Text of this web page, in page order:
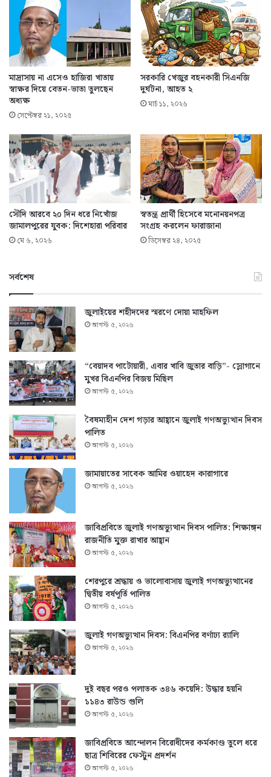
মাদ্রাসায় না এসেও হাজিরা খাতায়
স্বাক্ষর দিয়ে বেতন-ভাতা তুলছেন
অধ্যক্ষ
সেপ্টেম্বর ২১, ২০২৫
সরকারি খেজুর বহনকারী সিএনজি
দুর্ঘটনা, আহত ২
মার্চ ১১, ২০২৬
সৌদি আরবে ২০ দিন ধরে নিখোঁজ
জামালপুরের যুবক: দিশেহারা পরিবার
মে ৬, ২০২৬
স্বতন্ত্র প্রার্থী হিসেবে মনোনয়নপত্র
সংগ্রহ করলেন ফারাজানা
ডিসেম্বর ২৪, ২০২৫
সর্বশেষ
জুলাইয়ের শহীদদের স্মরণে দোয়া মাহফিল
আগস্ট ৫, ২০২৬
“বেয়াদব পাটোয়ারী, এবার খাবি জুতার বাড়ি”- স্লোগানে
মুখর বিএনপির বিজয় মিছিল
আগস্ট ৫, ২০২৬
বৈষম্যহীন দেশ গড়ার আহ্বানে জুলাই গণঅভ্যুত্থান দিবস
পালিত
আগস্ট ৫, ২০২৬
জামায়াতের সাবেক আমির ওয়াহেদ কারাগারে
আগস্ট ৫, ২০২৬
জাবিপ্রবিতে জুলাই গণঅভ্যুত্থান দিবস পালিত: শিক্ষাঙ্গন
রাজনীতি মুক্ত রাখার আহ্বান
আগস্ট ৫, ২০২৬
শেরপুরে শ্রদ্ধায় ও ভালোবাসায় জুলাই গণঅভ্যুত্থানের
দ্বিতীয় বর্ষপূর্তি পালিত
আগস্ট ৫, ২০২৬
জুলাই গণঅভ্যুত্থান দিবস: বিএনপির বর্ণাঢ্য র‍্যালি
আগস্ট ৫, ২০২৬
দুই বছর পরও পলাতক ৩৪৬ কয়েদি: উদ্ধার হয়নি
১১৪৩ রাউন্ড গুলি
আগস্ট ৫, ২০২৬
জাবিপ্রবিতে আন্দোলন বিরোধীদের কর্মকাণ্ড তুলে ধরে
ছাত্র শিবিরের ফেস্টুন প্রদর্শন
আগস্ট ৫, ২০২৬